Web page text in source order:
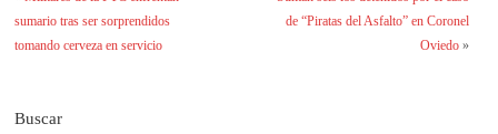
sumario tras ser sorprendidos
tomando cerveza en servicio
de “Piratas del Asfalto” en Coronel
Oviedo»
Buscar